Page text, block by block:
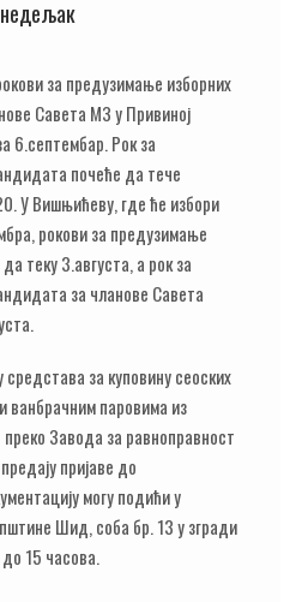
за предузимање изборних
Савета МЗ у Привиној
6.септембар. Рок за
почеће да тече
У Вишњићеву, где ће избори
рокови за предузимање
теку 3.августа, а рок за
за чланове Савета
за куповину сеоских
ванбрачним паровима из
Завода за равноправност
пријаве до
могу подићи у
Шид, соба бр. 13 у згради
15 часова.